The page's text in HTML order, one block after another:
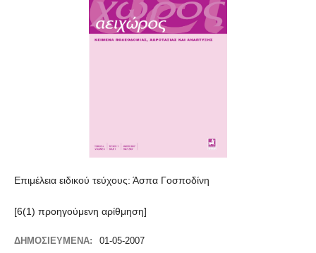
Επιμέλεια ειδικού τεύχους: Άσπα Γοσποδίνη
[6(1) προηγούμενη αρίθμηση]
ΔΗΜΟΣΙΕΥΜΈΝΑ: 01-05-2007